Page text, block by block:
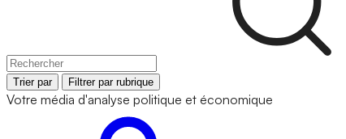
Trier par Filtrer par rubrique
Votre média d'analyse politique et économique